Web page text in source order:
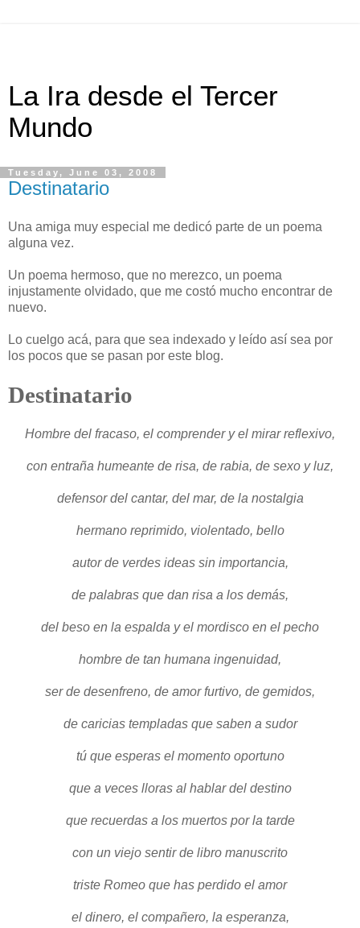
La Ira desde el Tercer
Mundo
Tuesday, June 03, 2008
Destinatario
Una amiga muy especial me dedicó parte de un poema
alguna vez.
Un poema hermoso, que no merezco, un poema
injustamente olvidado, que me costó mucho encontrar de
nuevo.
Lo cuelgo acá, para que sea indexado y leído así sea por
los pocos que se pasan por este blog.
Destinatario
Hombre del fracaso, el comprender y el mirar reflexivo,
con entraña humeante de risa, de rabia, de sexo y luz,
defensor del cantar, del mar, de la nostalgia
hermano reprimido, violentado, bello
autor de verdes ideas sin importancia,
de palabras que dan risa a los demás,
del beso en la espalda y el mordisco en el pecho
hombre de tan humana ingenuidad,
ser de desenfreno, de amor furtivo, de gemidos,
de caricias templadas que saben a sudor
tú que esperas el momento oportuno
que a veces lloras al hablar del destino
que recuerdas a los muertos por la tarde
con un viejo sentir de libro manuscrito
triste Romeo que has perdido el amor
el dinero, el compañero, la esperanza,